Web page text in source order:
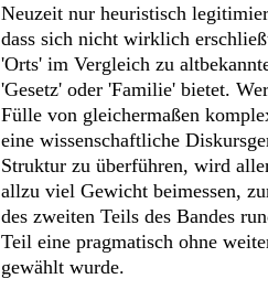
Neuzeit nur heuristisch
dass sich nicht wirklich
'Orts' im Vergleich zu
'Gesetz' oder 'Familie' bietet.
Fülle von gleichermaßen
eine wissenschaftliche
Struktur zu überführen, wird
allzu viel Gewicht beimessen,
des zweiten Teils des Bandes
Teil eine pragmatisch ohne
gewählt wurde.